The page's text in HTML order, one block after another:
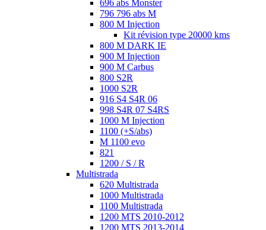
696 abs Monster
796 796 abs M
800 M Injection
Kit révision type 20000 kms
800 M DARK IE
900 M Injection
900 M Carbus
800 S2R
1000 S2R
916 S4 S4R 06
998 S4R 07 S4RS
1000 M Injection
1100 (+S/abs)
M 1100 evo
821
1200 / S / R
Multistrada
620 Multistrada
1000 Multistrada
1100 Multistrada
1200 MTS 2010-2012
1200 MTS 2013-2014